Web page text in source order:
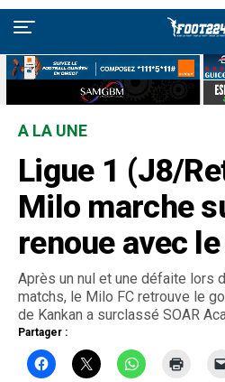
A LA UNE
Ligue 1 (J8/
Milo marche
renoue avec
Après un nul et une défaite lors
matchs, le Milo FC retrouve le
de Kankan a surclassé SOAR
Partager :